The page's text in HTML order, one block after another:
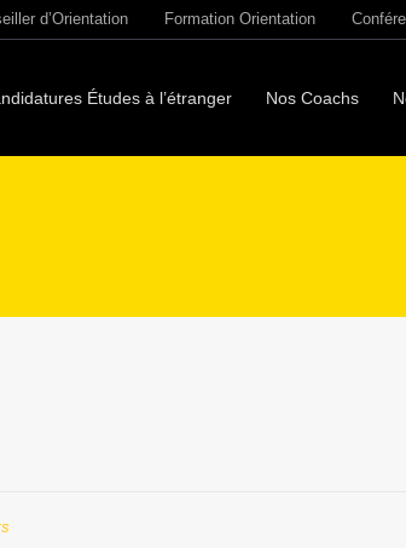
d’Orientation Formation Orientation
Études à l’étranger Nos Coachs